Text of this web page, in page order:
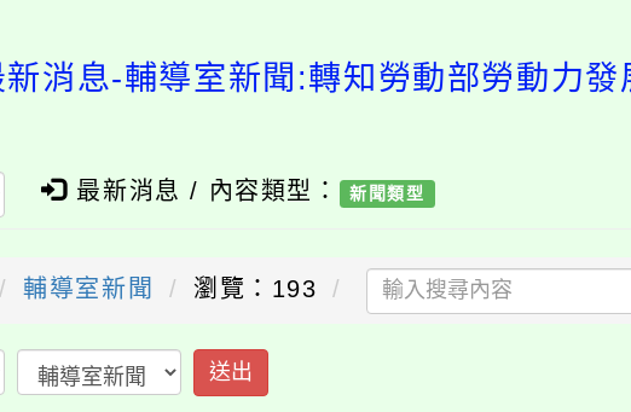
新消息-輔導室新聞:轉知勞動部勞動力
最新消息 / 內容類型： 新聞類型
輔導室新聞 瀏覽：193
送出